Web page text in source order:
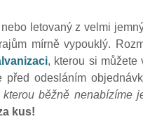
letovaný z velmi
mírně vypouklý.
, kterou si můžete
odesláním
běžně nenabízíme
kus!